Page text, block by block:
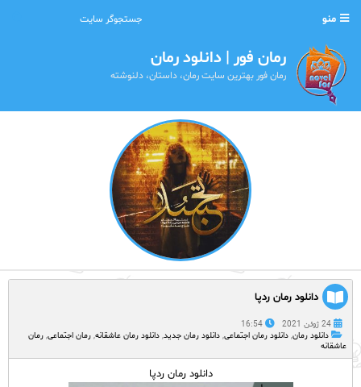
منو
رمان فور | دانلود رمان
رمان فور بهترین سایت رمان، داستان، دلنوشته
دانلود رمان ردپا
24 ژوئن 2021
16:54
دانلود رمان, دانلود رمان اجتماعی, دانلود رمان جدید, دانلود رمان عاشقانه, رمان اجتماعی, رمان
عاشقانه
دانلود رمان ردپا